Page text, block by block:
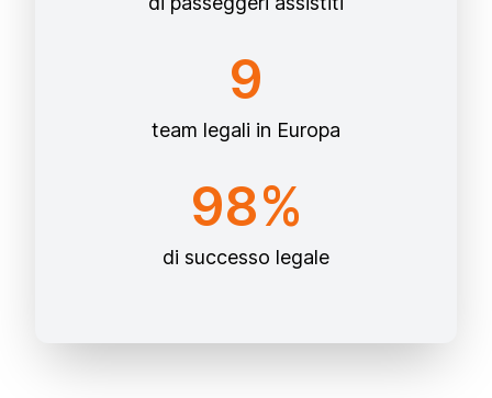
9
team legali in Europa
98%
di successo legale